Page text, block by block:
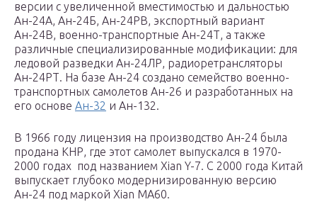
версии с увеличенной вместимостью и дальностью
Ан-24А, Ан-24Б, Ан-24РВ, экспортный вариант
Ан-24В, военно-транспортные Ан-24Т, а также
различные специализированные модификации: для
ледовой разведки Ан-24ЛР, радиоретрансляторы
Ан-24РТ. На базе Ан-24 создано семейство военно-
транспортных самолетов Ан-26 и разработанных на
его основе Ан-32 и Ан-132.
В 1966 году лицензия на производство Ан-24 была
продана КНР, где этот самолет выпускался в 1970-
2000 годах под названием Xian Y-7. С 2000 года Китай
выпускает глубоко модернизированную версию
Ан-24 под маркой Xian MA60.